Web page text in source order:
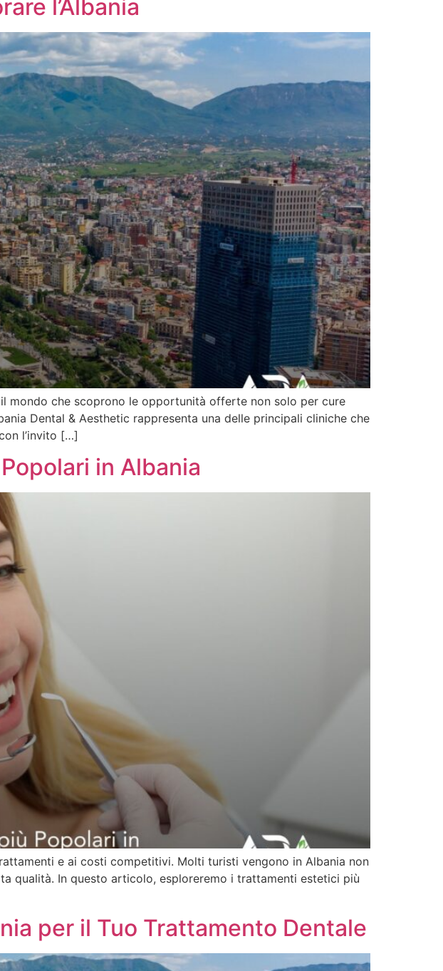
l’Albania
mondo che scoprono le opportunità offerte non solo per cure
Dental & Aesthetic rappresenta una delle principali cliniche che
l’invito […]
in Albania
e ai costi competitivi. Molti turisti vengono in Albania non
qualità. In questo articolo, esploreremo i trattamenti estetici più
per il Tuo Trattamento Dentale